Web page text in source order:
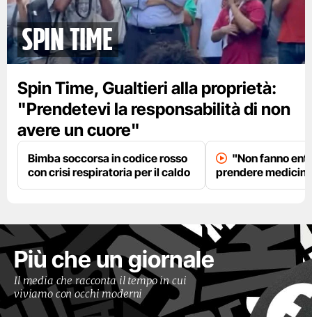
spin time
Spin Time, Gualtieri alla proprietà:
"Prendetevi la responsabilità di non
avere un cuore"
Bimba soccorsa in codice rosso
con crisi respiratoria per il caldo
"Non fanno
prendere
Più che un giornale
Il media che racconta il tempo in cui
viviamo con occhi moderni